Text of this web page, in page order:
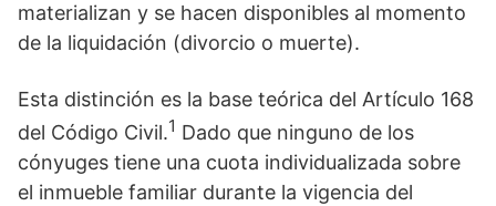
materializan y se hacen disponibles al momento
de la liquidación (divorcio o muerte).
Esta distinción es la base teórica del Artículo 168
del Código Civil.1 Dado que ninguno de los
cónyuges tiene una cuota individualizada sobre
el inmueble familiar durante la vigencia del